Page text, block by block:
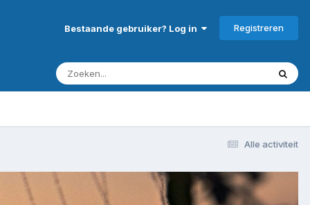
Bestaande gebruiker? Log in Registreren
Alle activiteit